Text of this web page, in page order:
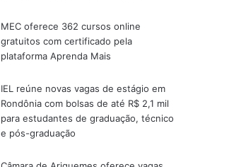
MEC oferece 362 cursos online
gratuitos com certificado pela
plataforma Aprenda Mais
IEL reúne novas vagas de estágio em
Rondônia com bolsas de até R$ 2,1 mil
para estudantes de graduação, técnico
e pós-graduação